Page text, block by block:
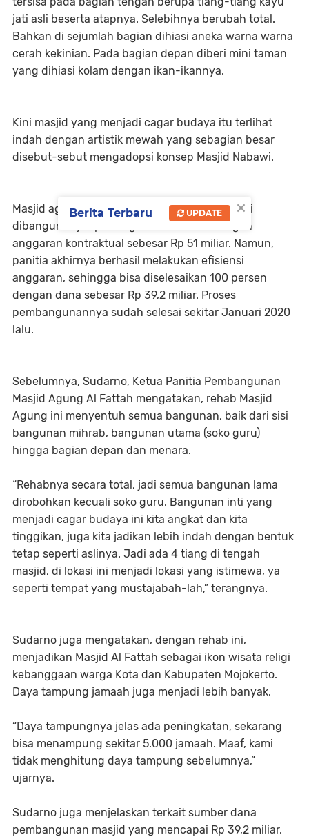
jati asli beserta atapnya. Selebihnya berubah total.
Bahkan di sejumlah bagian dihiasi aneka warna warna
cerah kekinian. Pada bagian depan diberi mini taman
yang dihiasi kolam dengan ikan-ikannya.
Kini masjid yang menjadi cagar budaya itu terlihat
indah dengan artistik mewah yang sebagian besar
disebut-sebut mengadopsi konsep Masjid Nabawi.
Masjid agung kebanggaan warga Mojokerto ini
dibangun sejak pertengahan Mei 2015 dengan
anggaran kontraktual sebesar Rp 51 miliar. Namun,
panitia akhirnya berhasil melakukan efisiensi
anggaran, sehingga bisa diselesaikan 100 persen
dengan dana sebesar Rp 39,2 miliar. Proses
pembangunannya sudah selesai sekitar Januari 2020
lalu.
Sebelumnya, Sudarno, Ketua Panitia Pembangunan
Masjid Agung Al Fattah mengatakan, rehab Masjid
Agung ini menyentuh semua bangunan, baik dari sisi
bangunan mihrab, bangunan utama (soko guru)
hingga bagian depan dan menara.
“Rehabnya secara total, jadi semua bangunan lama
dirobohkan kecuali soko guru. Bangunan inti yang
menjadi cagar budaya ini kita angkat dan kita
tinggikan, juga kita jadikan lebih indah dengan bentuk
tetap seperti aslinya. Jadi ada 4 tiang di tengah
masjid, di lokasi ini menjadi lokasi yang istimewa, ya
seperti tempat yang mustajabah-lah,” terangnya.
Sudarno juga mengatakan, dengan rehab ini,
menjadikan Masjid Al Fattah sebagai ikon wisata religi
kebanggaan warga Kota dan Kabupaten Mojokerto.
Daya tampung jamaah juga menjadi lebih banyak.
“Daya tampungnya jelas ada peningkatan, sekarang
bisa menampung sekitar 5.000 jamaah. Maaf, kami
tidak menghitung daya tampung sebelumnya,”
ujarnya.
Sudarno juga menjelaskan terkait sumber dana
pembangunan masjid yang mencapai Rp 39,2 miliar.
×
Berita Terbaru UPDATE